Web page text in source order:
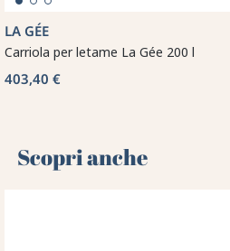
LA GÉE
Carriola per letame La Gée 200 l
403,40 €
Scopri anche 🌻